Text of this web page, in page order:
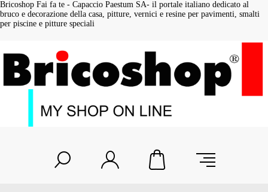
Bricoshop Fai fa te - Capaccio Paestum SA- il portale italiano dedicato al
bruco e decorazione della casa, pitture, vernici e resine per pavimenti, smalti
per piscine e pitture speciali